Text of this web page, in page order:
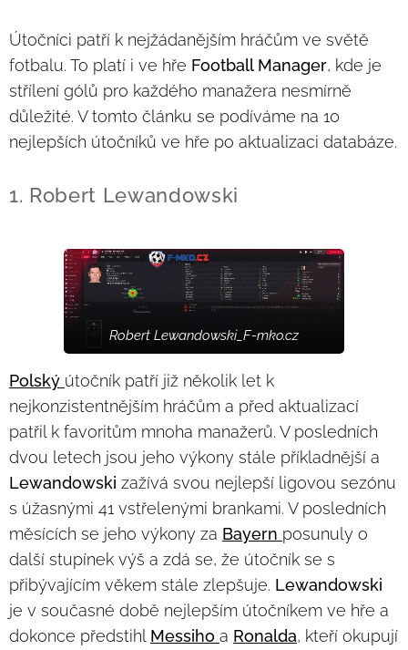
Útočníci patří k nejžádanějším hráčům ve světě
fotbalu. To platí i ve hře Football Manager, kde je
střílení gólů pro každého manažera nesmírně
důležité. V tomto článku se podíváme na 10
nejlepších útočníků ve hře po aktualizaci databáze.
1. Robert Lewandowski
Robert Lewandowski_F-mko.cz
Polský útočník patří již několik let k
nejkonzistentnějším hráčům a před aktualizací
patřil k favoritům mnoha manažerů. V posledních
dvou letech jsou jeho výkony stále příkladnější a
Lewandowski zažívá svou nejlepší ligovou sezónu
s úžasnými 41 vstřelenými brankami. V posledních
měsících se jeho výkony za Bayern posunuly o
další stupínek výš a zdá se, že útočník se s
přibývajícím věkem stále zlepšuje. Lewandowski
je v současné době nejlepším útočníkem ve hře a
dokonce předstihl Messiho a Ronalda, kteří okupují